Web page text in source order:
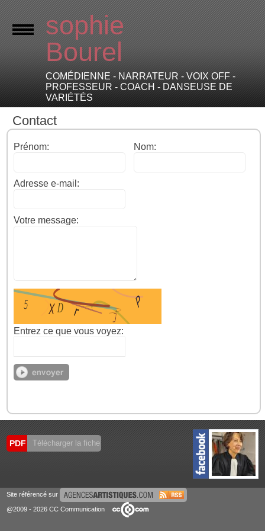
sophie
Bourel
COMÉDIENNE - NARRATEUR - VOIX OFF -
PROFESSEUR - COACH - DANSEUSE DE
VARIÉTÉS
Contact
Prénom: Nom:
Adresse e-mail:
Votre message:
Entrez ce que vous voyez:
PDF Télécharger la fiche
Site référencé sur
@2009 - 2026 CC Communication